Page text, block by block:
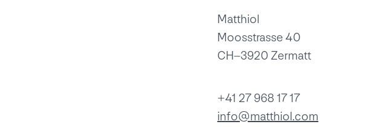
Matthiol
Moosstrasse 40
CH–3920 Zermatt
+41 27 968 17 17
info@matthiol.com